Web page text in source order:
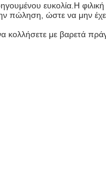
ευκολία.Η
πώληση, ώστε να μην
με βαρετά